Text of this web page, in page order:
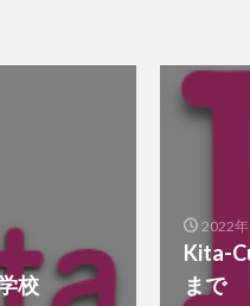
校
2022
Kita-
まで